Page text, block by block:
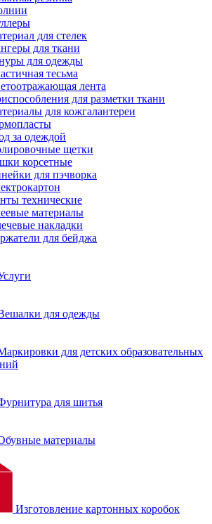
для стелек
для ткани
для одежды
тесьма
лента
для разметки ткани
для кожгалантереи
за одеждой
щетки
корсетные
для пэчворка
технические
материалы
накладки
для бейджа
для одежды
для детских образовательных
для шитья
материалы
Изготовление картонных коробок